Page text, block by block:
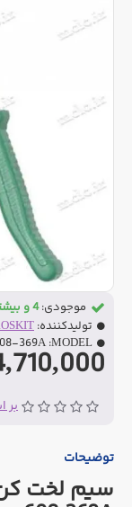
بر
موجودی: 4 و بیشتر در خرید عمده
تولیدکننده:
MODEL:
369A
توضیحات
سیم لخت